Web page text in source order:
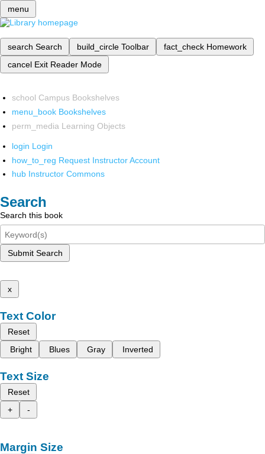
menu
search Search build_circle Toolbar fact_check Homework
cancel Exit Reader Mode
school Campus Bookshelves
menu_book Bookshelves
perm_media Learning Objects
login Login
how_to_reg Request Instructor Account
hub Instructor Commons
Search
Search this book
Submit Search
x
Text Color
Reset
Bright
Blues Gray Inverted
Text Size
Reset
+
-
Margin Size